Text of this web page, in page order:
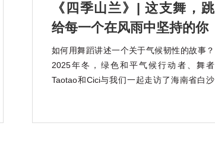
《四季山兰》| 这支舞，跳
给每一个在风雨中坚持的你
如何用舞蹈讲述一个关于气候韧性的故事？
2025年冬，绿色和平气候行动者、舞者
Taotao和Cici与我们一起走访了海南省白沙
瘠、颇具气候韧性的山地旱稻，其衍生的山